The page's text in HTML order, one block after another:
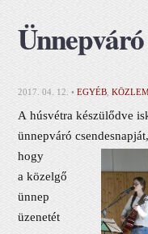
2017. 04. 12. •EGYÉB ,
A húsvétra készülődve
ünnepváró
hogy
a közelgő
ünnep
üzenetét